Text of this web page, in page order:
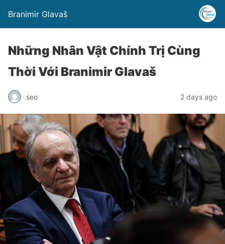
Branimir Glavaš
Những Nhân Vật Chính Trị Cùng
Thời Với Branimir Glavaš
seo 2 days ago